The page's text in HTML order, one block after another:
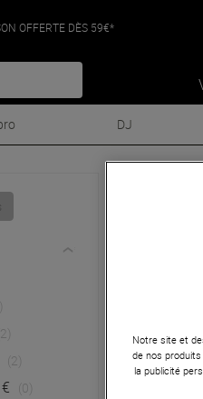
OFFERTE DÈS 59€*
DJ
(2)
(2)
(0)
Notre site et
de nos
la publicité